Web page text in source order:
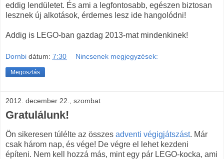
eddig lendületet. És ami a legfontosabb, egészen biztosan
lesznek új alkotások, érdemes lesz ide hangolódni!
Addig is LEGO-ban gazdag 2013-mat mindenkinek!
Dornbi dátum: 7:30 Nincsenek megjegyzések:
Megosztás
2012. december 22., szombat
Gratulálunk!
Ön sikeresen túlélte az összes adventi végigjátszást. Már
csak három nap, és vége! De végre el lehet kezdeni
építeni. Nem kell hozzá más, mint egy pár LEGO-kocka, ami